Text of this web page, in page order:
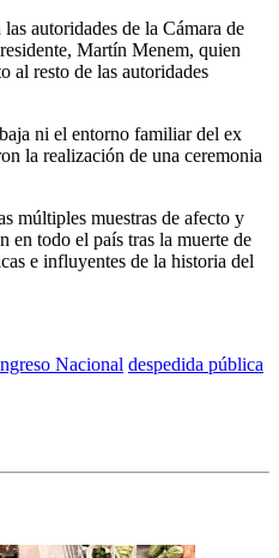
autoridades de la Cámara de
Martín Menem, quien
al resto de las autoridades
ni el entorno familiar del ex
la realización de una ceremonia
múltiples muestras de afecto y
en todo el país tras la muerte de
e influyentes de la historia del
Nacional despedida pública